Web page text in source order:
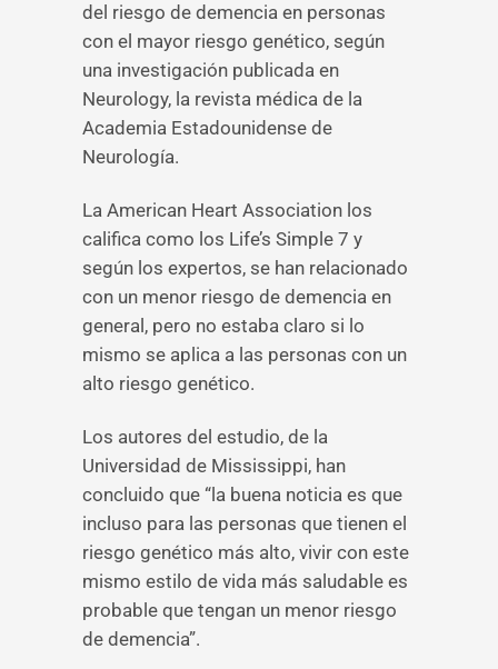
del riesgo de demencia en personas
con el mayor riesgo genético, según
una investigación publicada en
Neurology, la revista médica de la
Academia Estadounidense de
Neurología.
La American Heart Association los
califica como los Life’s Simple 7 y
según los expertos, se han relacionado
con un menor riesgo de demencia en
general, pero no estaba claro si lo
mismo se aplica a las personas con un
alto riesgo genético.
Los autores del estudio, de la
Universidad de Mississippi, han
concluido que “la buena noticia es que
incluso para las personas que tienen el
riesgo genético más alto, vivir con este
mismo estilo de vida más saludable es
probable que tengan un menor riesgo
de demencia”.